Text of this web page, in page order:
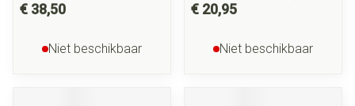
€ 38,50
Niet beschikbaar
€ 20,95
Niet beschikbaar